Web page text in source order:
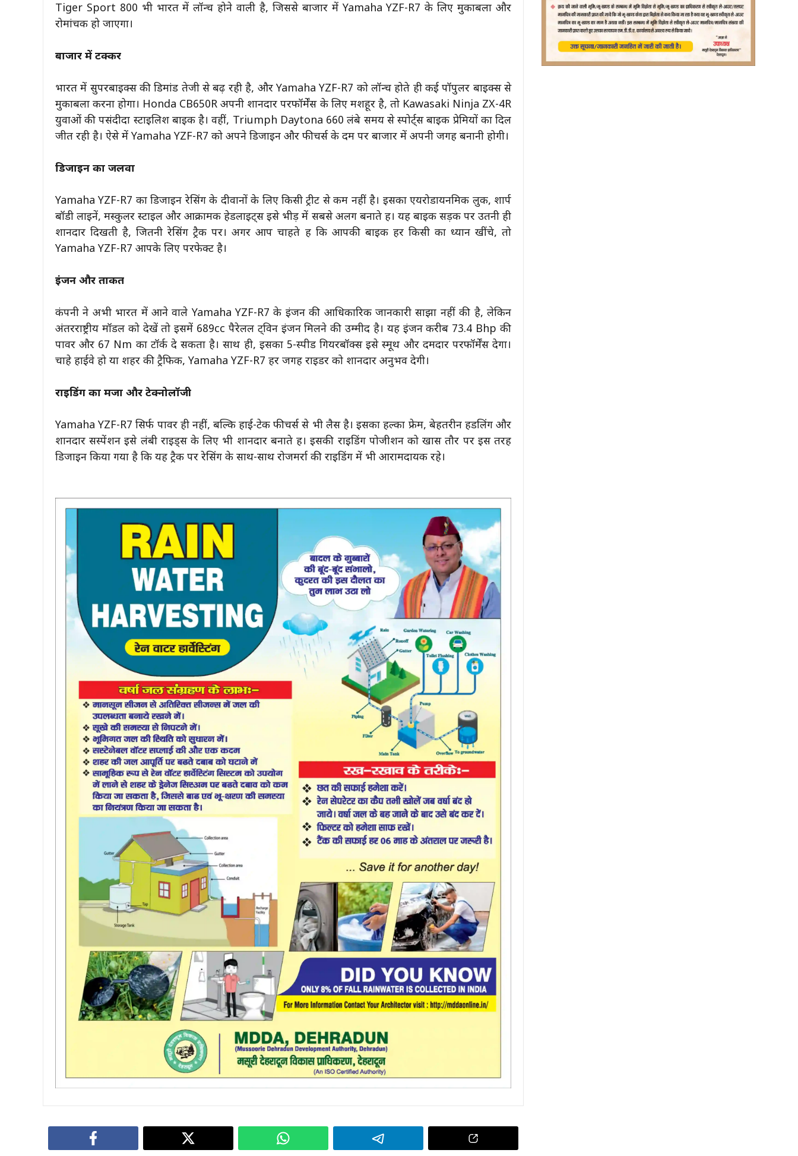
Tiger Sport 800 भी भारत में लॉन्च होने वाली है, जिससे बाजार में Yamaha YZF-R7 के लिए मुकाबला और
रोमांचक हो जाएगा।
बाजार में टक्कर
भारत में सुपरबाइक्स की डिमांड तेजी से बढ़ रही है, और Yamaha YZF-R7 को लॉन्च होते ही कई पॉपुलर बाइक्स से
मुकाबला करना होगा। Honda CB650R अपनी शानदार परफॉर्मेंस के लिए मशहूर है, तो Kawasaki Ninja ZX-4R
युवाओं की पसंदीदा स्टाइलिश बाइक है। वहीं, Triumph Daytona 660 लंबे समय से स्पोर्ट्स बाइक प्रेमियों का दिल
जीत रही है। ऐसे में Yamaha YZF-R7 को अपने डिजाइन और फीचर्स के दम पर बाजार में अपनी जगह बनानी होगी।
डिजाइन का जलवा
Yamaha YZF-R7 का डिजाइन रेसिंग के दीवानों के लिए किसी ट्रीट से कम नहीं है। इसका एयरोडायनमिक लुक, शार्प
बॉडी लाइनें, मस्कुलर स्टाइल और आक्रामक हेडलाइट्स इसे भीड़ में सबसे अलग बनाते हैं। यह बाइक सड़क पर उतनी ही
शानदार दिखती है, जितनी रेसिंग ट्रैक पर। अगर आप चाहते हैं कि आपकी बाइक हर किसी का ध्यान खींचे, तो
Yamaha YZF-R7 आपके लिए परफेक्ट है।
इंजन और ताकत
कंपनी ने अभी भारत में आने वाले Yamaha YZF-R7 के इंजन की आधिकारिक जानकारी साझा नहीं की है, लेकिन
अंतरराष्ट्रीय मॉडल को देखें तो इसमें 689cc पैरेलल ट्विन इंजन मिलने की उम्मीद है। यह इंजन करीब 73.4 Bhp की
पावर और 67 Nm का टॉर्क दे सकता है। साथ ही, इसका 5-स्पीड गियरबॉक्स इसे स्मूथ और दमदार परफॉर्मेंस देगा।
चाहे हाईवे हो या शहर की ट्रैफिक, Yamaha YZF-R7 हर जगह राइडर को शानदार अनुभव देगी।
राइडिंग का मजा और टेक्नोलॉजी
Yamaha YZF-R7 सिर्फ पावर ही नहीं, बल्कि हाई-टेक फीचर्स से भी लैस है। इसका हल्का फ्रेम, बेहतरीन हैंडलिंग और
शानदार सस्पेंशन इसे लंबी राइड्स के लिए भी शानदार बनाते हैं। इसकी राइडिंग पोजीशन को खास तौर पर इस तरह
डिजाइन किया गया है कि यह ट्रैक पर रेसिंग के साथ-साथ रोजमर्रा की राइडिंग में भी आरामदायक रहे।